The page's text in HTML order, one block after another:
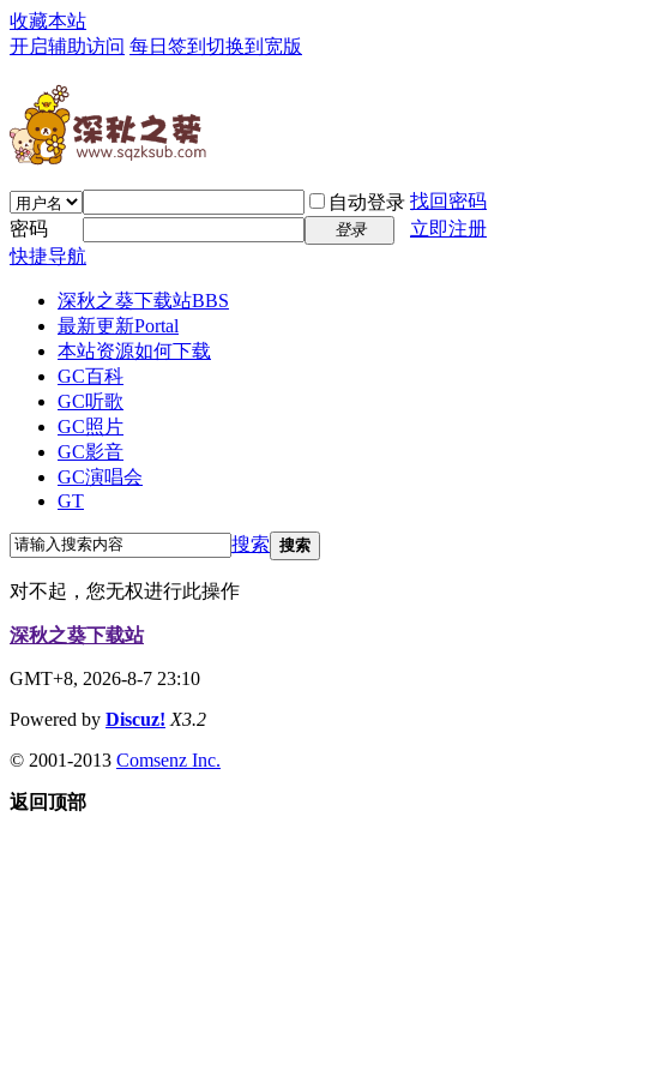
收藏本站
开启辅助访问 每日签到 切换到宽版
自动登录 找回密码
密码
登录
立即注册
快捷导航
深秋之葵下载站BBS
最新更新Portal
本站资源如何下载
GC百科
GC听歌
GC照片
GC影音
GC演唱会
GT
搜索 搜索
对不起，您无权进行此操作
深秋之葵下载站
GMT+8, 2026-8-7 23:10
Powered by Discuz! X3.2
© 2001-2013 Comsenz Inc.
返回顶部